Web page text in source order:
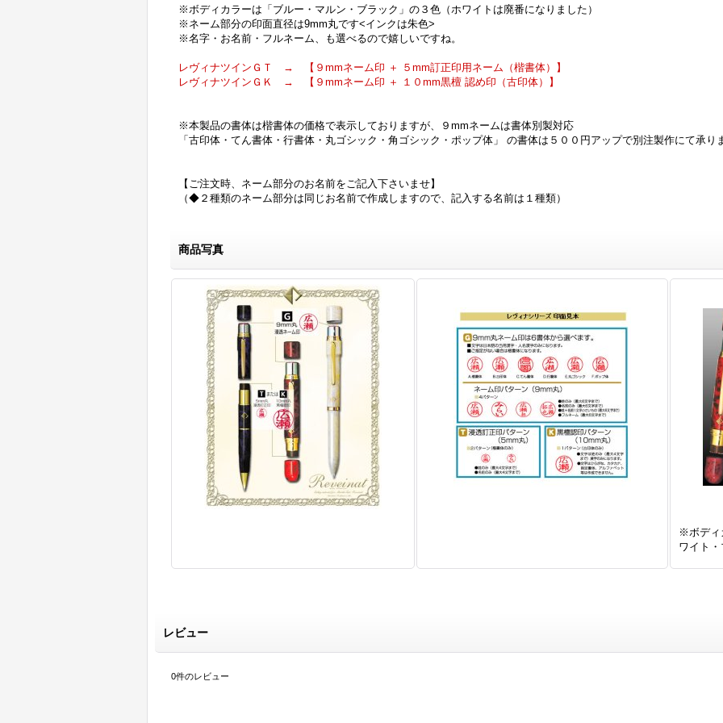
※ボディカラーは「ブルー・マルン・ブラック」の３色（ホワイトは廃番になりました）
※ネーム部分の印面直径は9mm丸です<インクは朱色>
※名字・お名前・フルネーム、も選べるので嬉しいですね。
レヴィナツインＧＴ → 【９mmネーム印 ＋ ５mm訂正印用ネーム（楷書体）】
レヴィナツインＧＫ → 【９mmネーム印 ＋ １０mm黒檀 認め印（古印体）】
※本製品の書体は楷書体の価格で表示しておりますが、９mmネームは書体別製対応
「古印体・てん書体・行書体・丸ゴシック・角ゴシック・ポップ体」 の書体は５００円アップで別注製作にて承り
【ご注文時、ネーム部分のお名前をご記入下さいませ】
（◆２種類のネーム部分は同じお名前で作成しますので、記入する名前は１種類）
商品写真
※ボディ
ワイト
レビュー
0件のレビュー